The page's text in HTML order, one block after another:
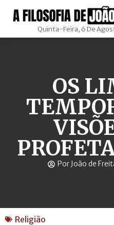
Quinta-Feira, 6 De
OS
Por João de
Religião